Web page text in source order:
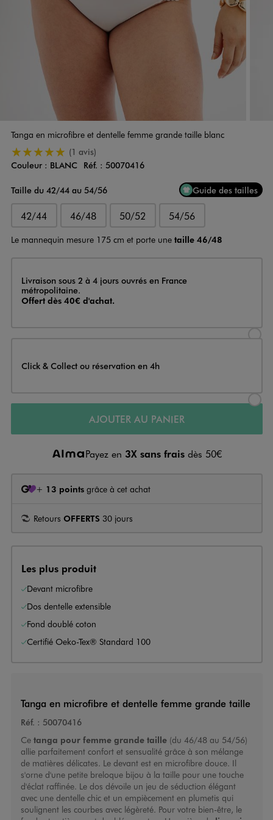
Tanga en microfibre et dentelle femme grande taille blanc
5/5 de moyenne(1 avis)
Couleur
Couleur : BLANC Réf. : 50070416
Taille du 42/44 au 54/56
Guide des tailles
42/44 46/48 50/52 54/56
Le mannequin mesure 175 cm et porte une taille 46/48
Livraison
Livraison sous 2 à 4 jours ouvrés en France
métropolitaine.
Offert dès 40€ d'achat.
Click & Collect ou réservation en 4h
AJOUTER AU PANIER
Payez en 3X sans frais dès 50€
+ 13 points grâce à cet achat
Retours OFFERTS 30 jours
Les plus produit
Devant microfibre
Dos dentelle extensible
Fond doublé coton
Certifié Oeko-Tex® Standard 100
Tanga en microfibre et dentelle femme grande taille
Réf. : 50070416
Ce tanga pour femme grande taille(du 46/48 au 54/56)
allie parfaitement confort et sensualité grâce à son mélange
de matières délicates. Le devant est en microfibre douce. Il
s'orne d'une petite breloque bijou à la taille pour une touche
d'éclat raffinée. Le dos dévoile un jeu de séduction élégant
avec une dentelle chic et un empiècement en plumetis qui
soulignent les courbes avec légèreté. Pour votre bien-être, le